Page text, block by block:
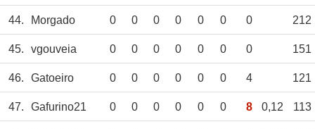
44. Morgado 0 0 0 0 0 0 0 212
45. vgouveia 0 0 0 0 0 0 0 151
46. Gatoeiro 0 0 0 0 0 0 4 121
47. Gafurino21 0 0 0 0 0 0 8 0,12 113